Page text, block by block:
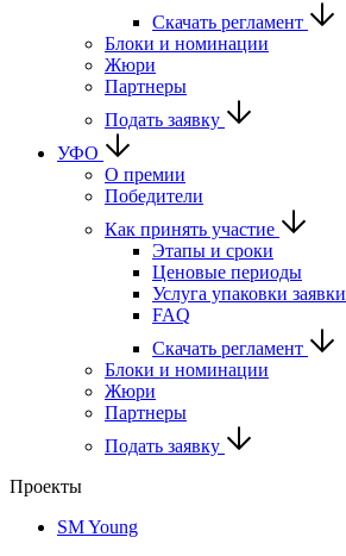
Скачать регламент
Блоки и номинации
Жюри
Партнеры
Подать заявку
УФО
О премии
Победители
Как принять участие
Этапы и сроки
Ценовые периоды
Услуга упаковки заявки
FAQ
Скачать регламент
Блоки и номинации
Жюри
Партнеры
Подать заявку
Проекты
SM Young